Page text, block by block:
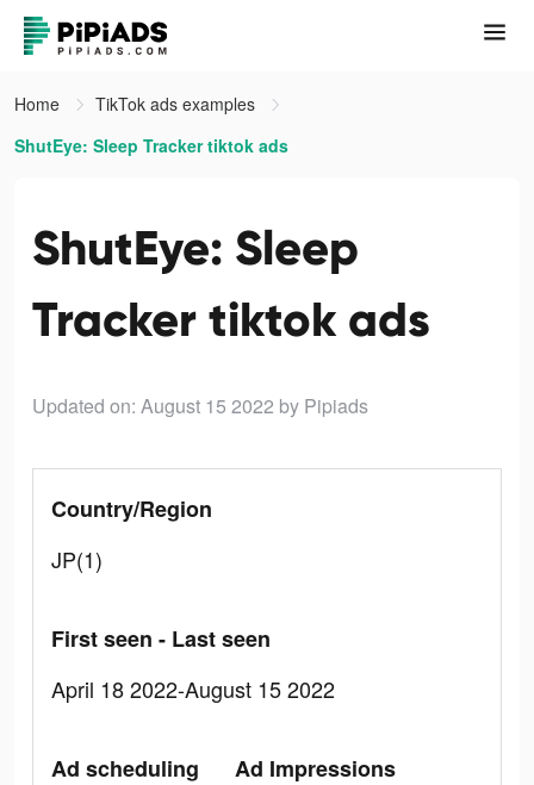
Home
TikTok ads examples
ShutEye: Sleep Tracker tiktok ads
ShutEye: Sleep
Tracker tiktok ads
Updated on: August 15 2022 by Pipiads
Country/Region
JP(1)
First seen - Last seen
April 18 2022-August 15 2022
Ad scheduling
Ad Impressions